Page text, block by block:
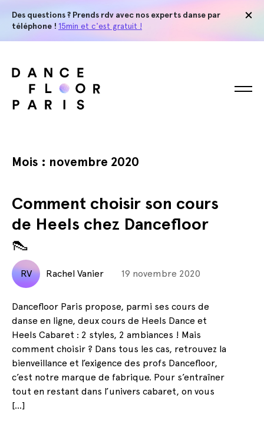
Des questions ? Prends rdv avec nos experts danse par
téléphone ! 15min et c'est gratuit !
Mois : novembre 2020
Comment choisir son cours
de Heels chez Dancefloor
👠
RV Rachel Vanier 19 novembre 2020
Dancefloor Paris propose, parmi ses cours de
danse en ligne, deux cours de Heels Dance et
Heels Cabaret : 2 styles, 2 ambiances ! Mais
comment choisir ? Dans tous les cas, retrouvez la
bienveillance et l’exigence des profs Dancefloor,
c’est notre marque de fabrique. Pour s’entraîner
tout en restant dans l’univers cabaret, on vous
[…]